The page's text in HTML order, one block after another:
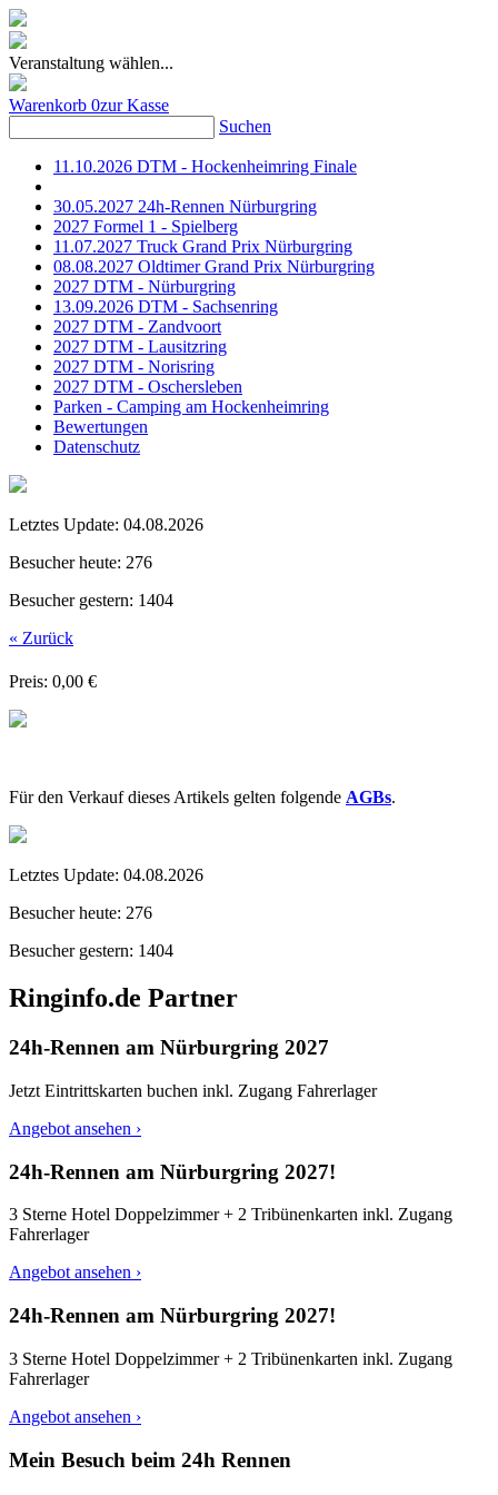
Veranstaltung wählen...
Warenkorb 0zur Kasse
Suchen
11.10.2026 DTM - Hockenheimring Finale
30.05.2027 24h-Rennen Nürburgring
2027 Formel 1 - Spielberg
11.07.2027 Truck Grand Prix Nürburgring
08.08.2027 Oldtimer Grand Prix Nürburgring
2027 DTM - Nürburgring
13.09.2026 DTM - Sachsenring
2027 DTM - Zandvoort
2027 DTM - Lausitzring
2027 DTM - Norisring
2027 DTM - Oschersleben
Parken - Camping am Hockenheimring
Bewertungen
Datenschutz
Letztes Update: 04.08.2026
Besucher heute: 276
Besucher gestern: 1404
« Zurück
Preis: 0,00 €
Für den Verkauf dieses Artikels gelten folgende AGBs.
Letztes Update: 04.08.2026
Besucher heute: 276
Besucher gestern: 1404
Ringinfo.de Partner
24h-Rennen am Nürburgring 2027
Jetzt Eintrittskarten buchen inkl. Zugang Fahrerlager
Angebot ansehen ›
24h-Rennen am Nürburgring 2027!
3 Sterne Hotel Doppelzimmer + 2 Tribünenkarten inkl. Zugang
Fahrerlager
Angebot ansehen ›
24h-Rennen am Nürburgring 2027!
3 Sterne Hotel Doppelzimmer + 2 Tribünenkarten inkl. Zugang
Fahrerlager
Angebot ansehen ›
Mein Besuch beim 24h Rennen